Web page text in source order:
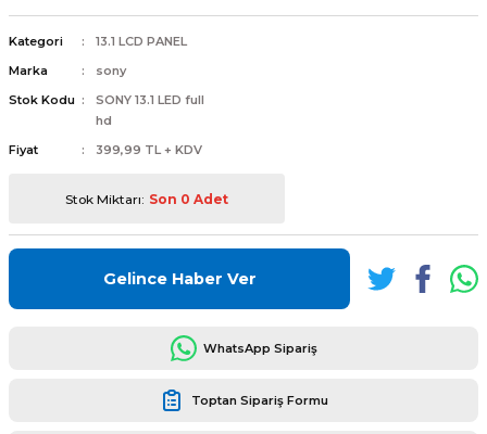
Kategori
13.1 LCD PANEL
Marka
sony
Stok Kodu
SONY 13.1 LED full
hd
Fiyat
399,99 TL + KDV
Stok Miktarı: Son 0 Adet
Gelince Haber Ver
WhatsApp Sipariş
Toptan Sipariş Formu